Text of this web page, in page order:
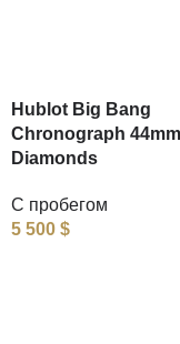
Hublot Big Bang
Chronograph 44mm
Diamonds
С пробегом
5 500 $